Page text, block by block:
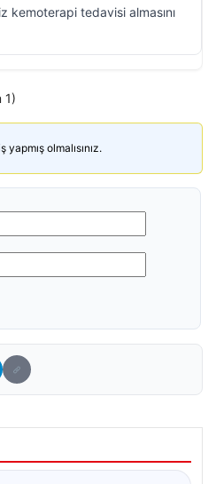
kemoterapi tedavisi almasını
1)
olmalısınız.